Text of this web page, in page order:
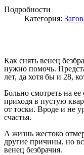
Подробности
Категория:
Как снять венец
нужно помочь.
лет, да хотя бы и 28,
Больно смотреть на ее
приходя в пустую
от тоски. Вроде и не
счастья.
А жизнь жестоко
другие причины, но
венец безбрачия.